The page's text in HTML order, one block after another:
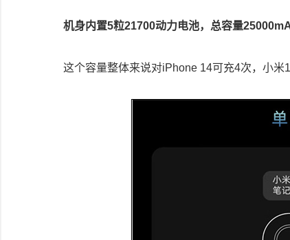
机身内置5粒21700动力电池，总容量
这个容量整体来说对iPhone 14可充4次，小米